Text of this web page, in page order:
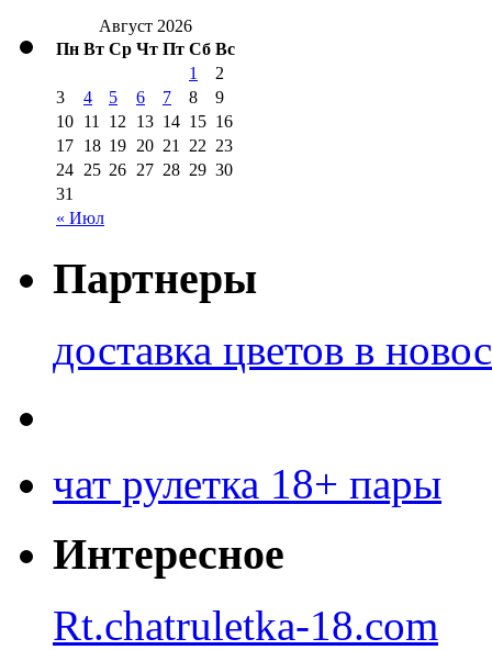
Август 2026
Пн Вт Ср Чт Пт Сб Вс
« Июл
1
2
3
4 5 6 7 8
9
10 11 12 13 14 15 16
17 18 19 20 21 22 23
24 25 26 27 28 29 30
31
Партнеры
доставка цветов в
чат рулетка 18+ пары
Интересное
Rt.chatruletka-18.com